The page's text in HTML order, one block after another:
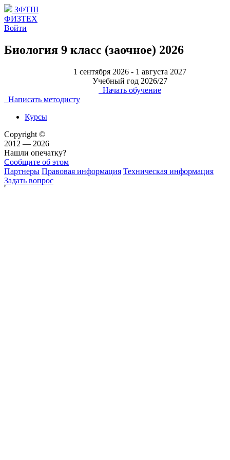
ЗФТШ
ФИЗТЕХ
Войти
Биология 9 класс (заочное) 2026
1 сентября 2026 - 1 августа 2027
Учебный год 2026/27
Начать обучение
Написать методисту
Курсы
Copyright ©
2012 — 2026
Нашли опечатку?
Сообщите об этом
Партнеры Правовая информация Техническая информация
Задать вопрос